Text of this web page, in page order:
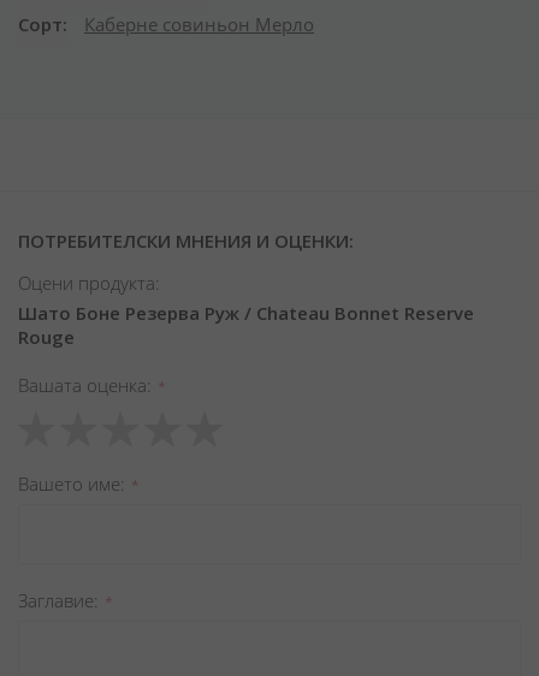
Сорт Каберне совиньон Мерло
ПОТРЕБИТЕЛСКИ МНЕНИЯ И ОЦЕНКИ:
Оцени продукта:
Шато Боне Резерва Руж / Chateau Bonnet Reserve
Rouge
Вашата оценка
star
stars
stars
stars
stars
Вашето име
Заглавиe